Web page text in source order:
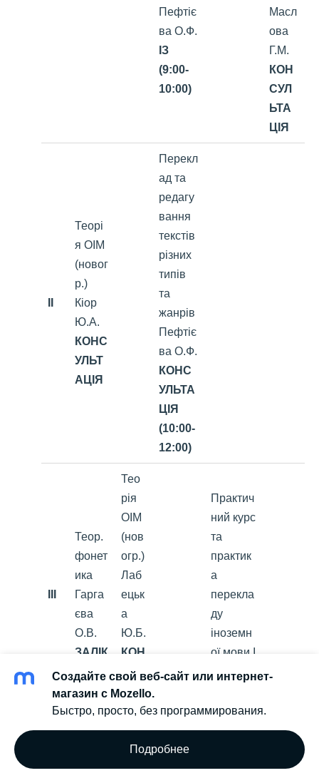
Т
Е
Пефтіє
ва О.Ф.
ІЗ
(9:00-
10:00)
Масл
ова
Г.М.
КОН
СУЛ
ЬТА
ЦІЯ
Теорі
я ОІМ
(новог
р.)
Кіор
Ю.А.
КОНС
УЛЬТ
АЦІЯ
Перекл
ад та
редагу
вання
текстів
різних
типів
та
жанрів
Пефтіє
ва О.Ф.
КОНС
УЛЬТА
ЦІЯ
(10:00-
12:00)
Теор.
фонет
ика
Гарга
єва
О.В.
ЗАЛІК
Тео
рія
ОІМ
(нов
огр.)
Лаб
ецьк
а
Ю.Б.
КОН
СУЛ
ЬТА
ЦІЯ
Практич
ний курс
та
практик
а
перекла
ду
іноземн
ої мови І
Тарапат
Создайте свой веб-сайт или интернет-
магазин с Mozello.
Быстро, просто, без программирования.
Подробнее